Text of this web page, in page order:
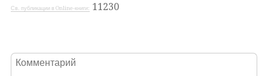
Св. публикации в Online-книги: 11230